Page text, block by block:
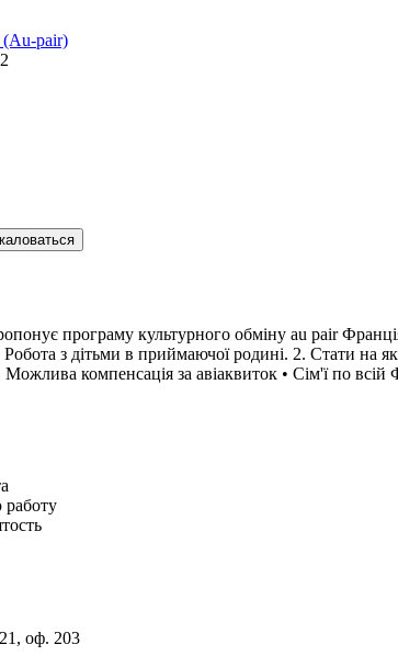
програму культурного обміну au pair
Робота з дітьми в приймаючої родині. 2. Стати на
Можлива компенсація за авіаквиток • Сім'ї по
оф. 203